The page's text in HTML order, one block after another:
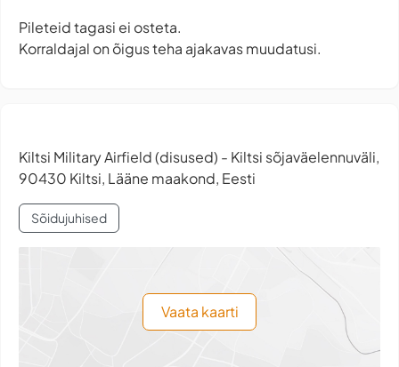
Pileteid tagasi ei osteta.
Korraldajal on õigus teha ajakavas muudatusi.
Kiltsi Military Airfield (disused) - Kiltsi sõjaväelennuväli,
90430 Kiltsi, Lääne maakond, Eesti
Sõidujuhised
Vaata kaarti